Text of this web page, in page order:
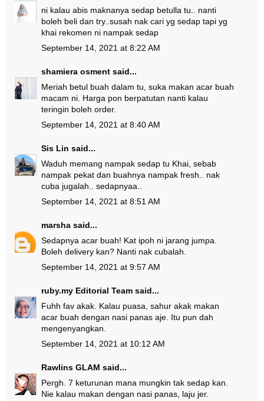
ni kalau abis maknanya sedap betulla tu.. nanti
boleh beli dan try..susah nak cari yg sedap tapi yg
khai rekomen ni nampak sedap
September 14, 2021 at 8:22 AM
shamiera osment said...
Meriah betul buah dalam tu, suka makan acar buah
macam ni. Harga pon berpatutan nanti kalau
teringin boleh order.
September 14, 2021 at 8:40 AM
Sis Lin said...
Waduh memang nampak sedap tu Khai, sebab
nampak pekat dan buahnya nampak fresh.. nak
cuba jugalah.. sedapnyaa..
September 14, 2021 at 8:51 AM
marsha said...
Sedapnya acar buah! Kat ipoh ni jarang jumpa.
Boleh delivery kan? Nanti nak cubalah.
September 14, 2021 at 9:57 AM
ruby.my Editorial Team said...
Fuhh fav akak. Kalau puasa, sahur akak makan
acar buah dengan nasi panas aje. Itu pun dah
mengenyangkan.
September 14, 2021 at 10:12 AM
Rawlins GLAM said...
Pergh. 7 keturunan mana mungkin tak sedap kan.
Nie kalau makan dengan nasi panas, laju jer.